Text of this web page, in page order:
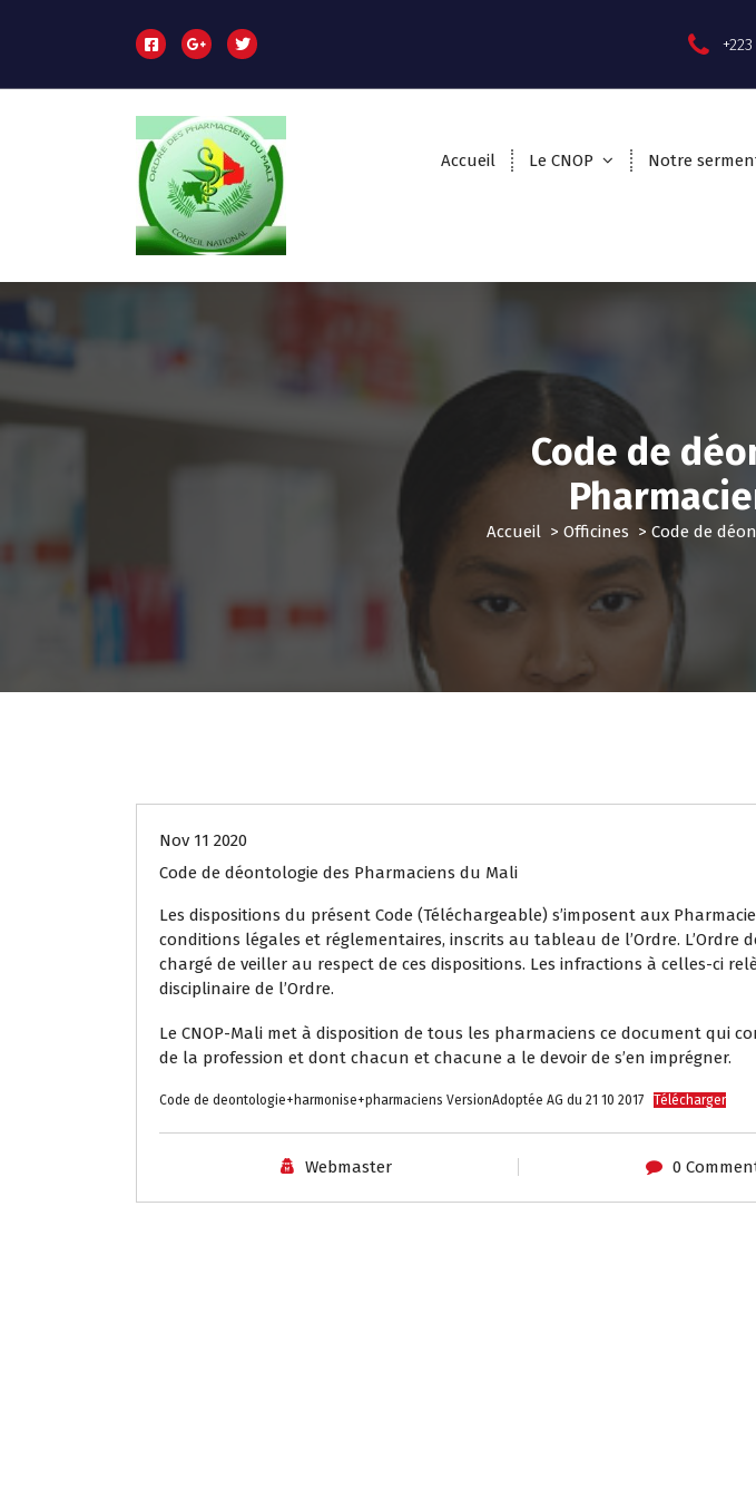
Accueil Le CNOP Notre
Code de
Accueil > Officines > Code de
Nov 11 2020
Code de déontologie des Pharmaciens du Mali
Les dispositions du présent Code (Téléchargeable) s’imposent aux
conditions légales et réglementaires, inscrits au tableau de l’Ordre. L’Ordre
chargé de veiller au respect de ces dispositions. Les infractions à celles-ci
disciplinaire de l’Ordre.
Le CNOP-Mali met à disposition de tous les pharmaciens ce document qui
de la profession et dont chacun et chacune a le devoir de s’en imprégner.
Code de deontologie+harmonise+pharmaciens VersionAdoptée AG du 21 10 2017 Télécharger
Webmaster 0